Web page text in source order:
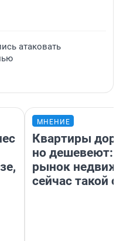
атаковать
МНЕНИЕ
Квартиры
но дешевеют:
рынок
сейчас такой